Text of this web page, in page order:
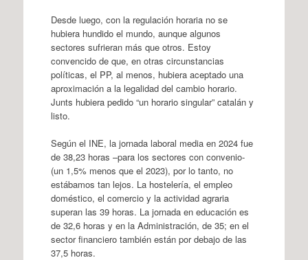
Desde luego, con la regulación horaria no se
hubiera hundido el mundo, aunque algunos
sectores sufrieran más que otros. Estoy
convencido de que, en otras circunstancias
políticas, el PP, al menos, hubiera aceptado una
aproximación a la legalidad del cambio horario.
Junts hubiera pedido “un horario singular” catalán y
listo.
Según el INE, la jornada laboral media en 2024 fue
de 38,23 horas –para los sectores con convenio-
(un 1,5% menos que el 2023), por lo tanto, no
estábamos tan lejos. La hostelería, el empleo
doméstico, el comercio y la actividad agraria
superan las 39 horas. La jornada en educación es
de 32,6 horas y en la Administración, de 35; en el
sector financiero también están por debajo de las
37,5 horas.